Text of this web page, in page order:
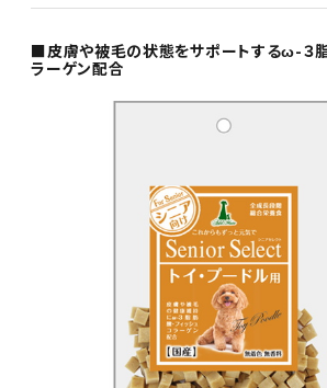
■皮膚や被毛の状態をサポートするω-３脂
ラーゲン配合